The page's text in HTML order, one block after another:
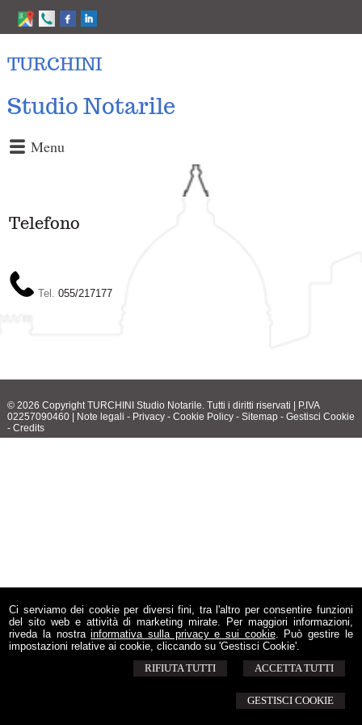
Ci serviamo dei cookie per diversi fini, tra l'altro per consentire funzioni
del sito web e attività di marketing mirate. Per maggiori informazioni,
riveda la nostrainformativa sulla privacy e sui cookie. Può gestire le
impostazioni relative ai cookie, cliccando su 'Gestisci Cookie'.
ACCETTA TUTTI
RIFIUTA TUTTI
GESTISCI COOKIE
TURCHINI
Studio Notarile
Menu
Telefono
Tel.055/217177
© 2026 Copyright TURCHINI Studio Notarile. Tutti i diritti riservati | P.IVA
02257090460 |
Note legali - Privacy- Cookie Policy- Sitemap- Gestisci Cookie
- Credits